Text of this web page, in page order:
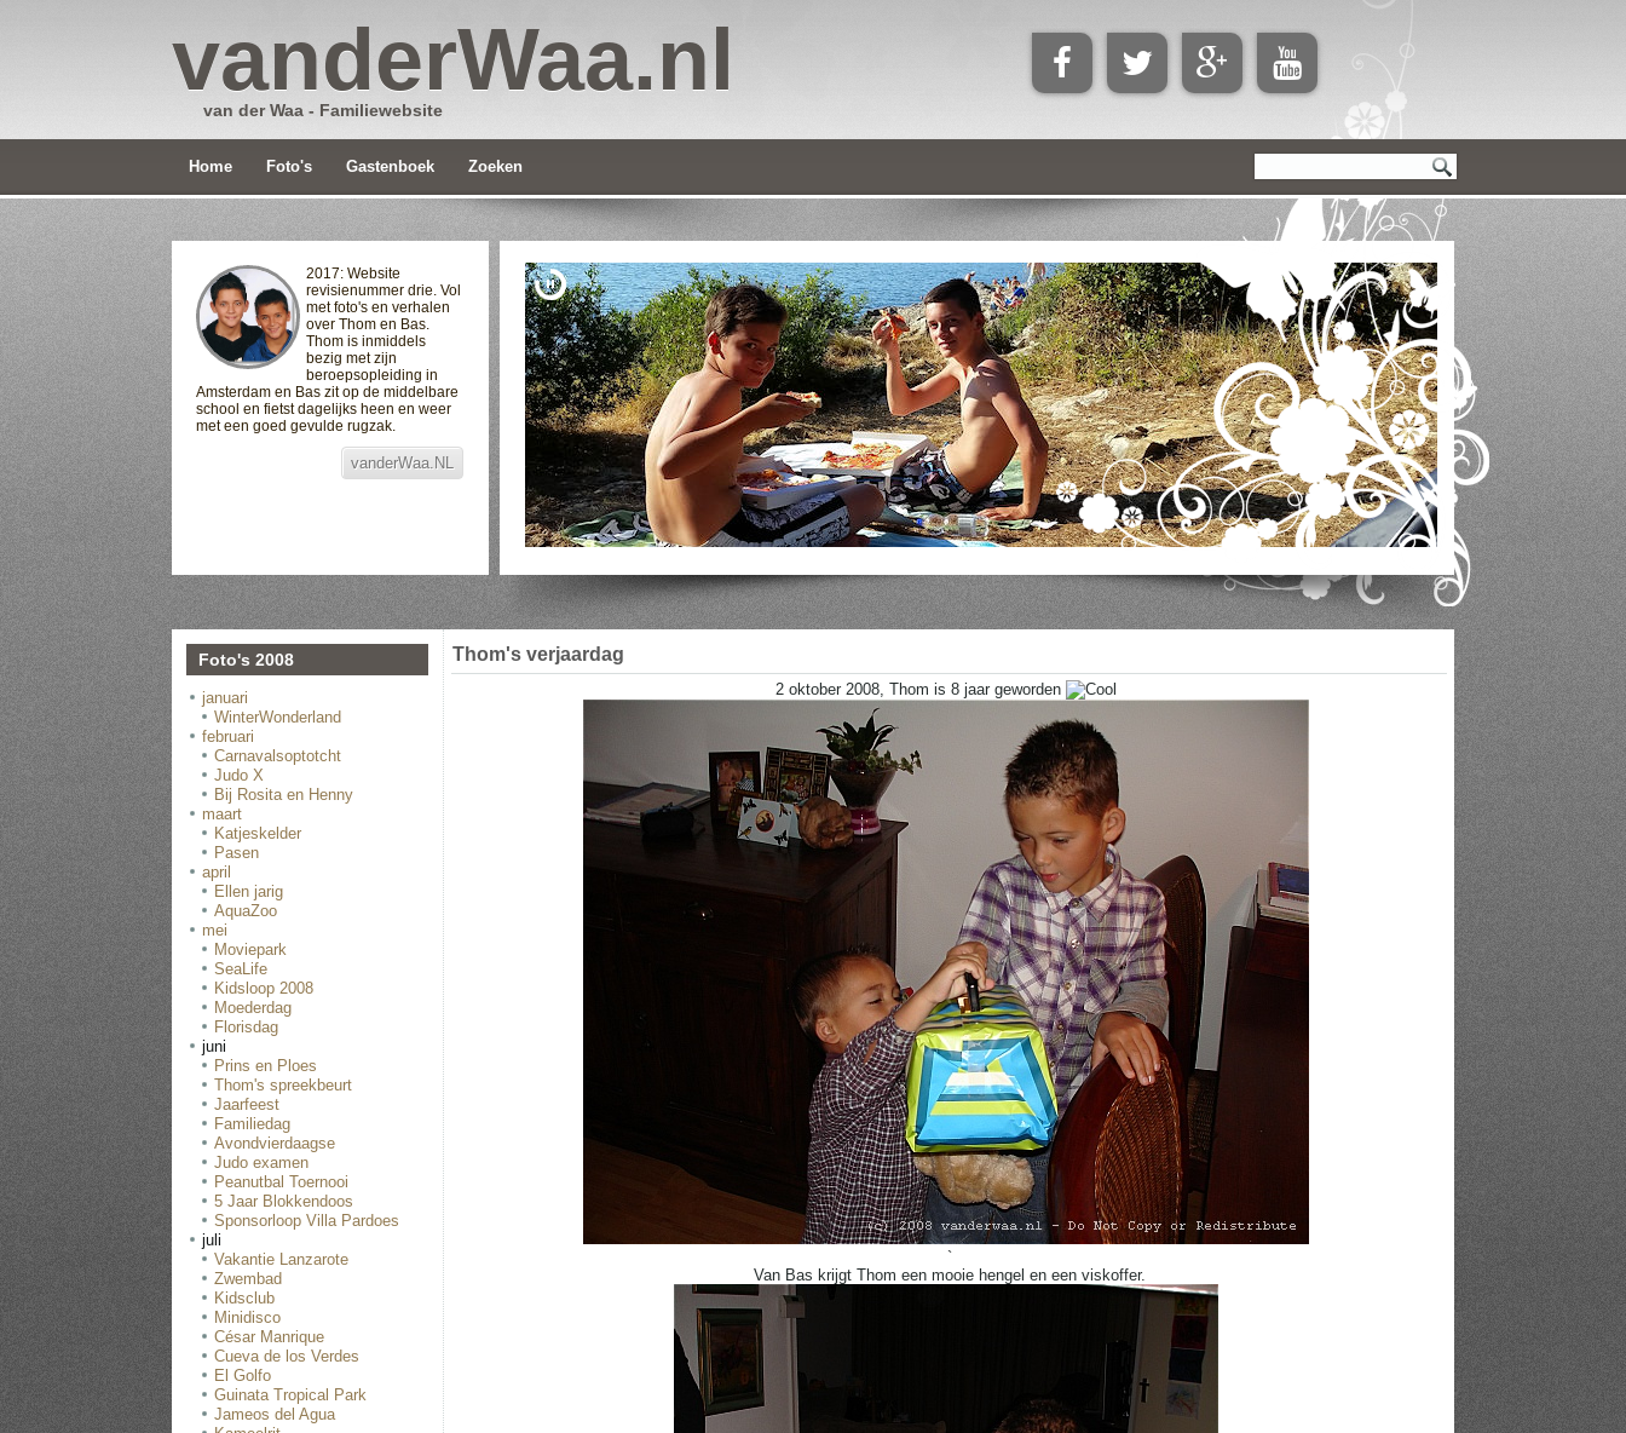
2017: Website
revisienummer drie. Vol
met foto's en verhalen
over Thom en Bas.
Thom is inmiddels
bezig met zijn
beroepsopleiding in
Amsterdam en Bas zit op de middelbare
school en fietst dagelijks heen en weer
met een goed gevulde rugzak.
vanderWaa.NL
vanderWaa.nl
van der Waa - Familiewebsite
Home Foto's Gastenboek Zoeken
Foto's 2008
januari
WinterWonderland
februari
Carnavalsoptotcht
Judo X
Bij Rosita en Henny
maart
Katjeskelder
Pasen
april
Ellen jarig
AquaZoo
mei
Moviepark
SeaLife
Kidsloop 2008
Moederdag
Florisdag
juni
Prins en Ploes
Thom's spreekbeurt
Jaarfeest
Familiedag
Avondvierdaagse
Judo examen
Peanutbal Toernooi
5 Jaar Blokkendoos
Sponsorloop Villa Pardoes
juli
Vakantie Lanzarote
Zwembad
Kidsclub
Minidisco
César Manrique
Cueva de los Verdes
El Golfo
Guinata Tropical Park
Jameos del Agua
Thom's verjaardag
2 oktober 2008, Thom is 8 jaar geworden
`
Van Bas krijgt Thom een mooie hengel en een viskoffer.